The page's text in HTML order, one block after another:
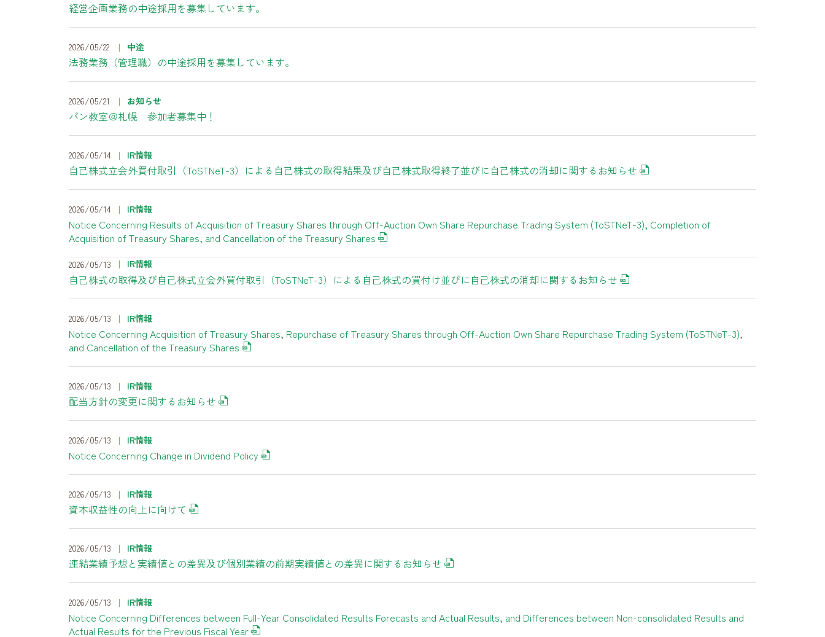
経営企画業務の中途採用を募集しています。
2026/05/22 中途
法務業務（管理職）の中途採用を募集しています。
2026/05/21 お知らせ
パン教室＠札幌 参加者募集中！
2026/05/14 IR情報
自己株式立会外買付取引（ToSTNeT-3）による自己株式の取得結果及び自己株式取得終了並びに自己株式の消却に関するお知らせ
2026/05/14 IR情報
Notice Concerning Results of Acquisition of Treasury Shares through Off-Auction Own Share Repurchase Trading System (ToSTNeT-3), Completion of
Acquisition of Treasury Shares, and Cancellation of the Treasury Shares
2026/05/13 IR情報
自己株式の取得及び自己株式立会外買付取引（ToSTNeT-3）による自己株式の買付け並びに自己株式の消却に関するお知らせ
2026/05/13 IR情報
Notice Concerning Acquisition of Treasury Shares, Repurchase of Treasury Shares through Off-Auction Own Share Repurchase Trading System (ToSTNeT-3),
and Cancellation of the Treasury Shares
2026/05/13 IR情報
配当方針の変更に関するお知らせ
2026/05/13 IR情報
Notice Concerning Change in Dividend Policy
2026/05/13 IR情報
資本収益性の向上に向けて
2026/05/13 IR情報
連結業績予想と実績値との差異及び個別業績の前期実績値との差異に関するお知らせ
2026/05/13 IR情報
Notice Concerning Differences between Full-Year Consolidated Results Forecasts and Actual Results, and Differences between Non-consolidated Results and
Actual Results for the Previous Fiscal Year